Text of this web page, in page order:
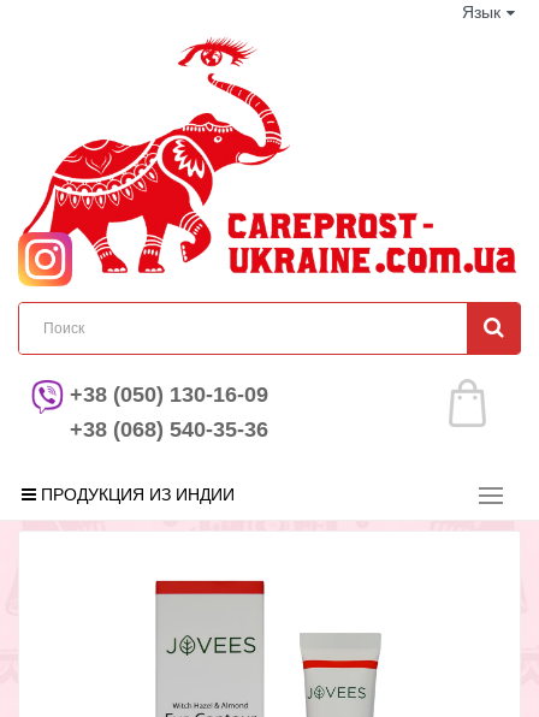
Язык
+38 (050) 130-16-09
+38 (068) 540-35-36
ПРОДУКЦИЯ ИЗ ИНДИИ